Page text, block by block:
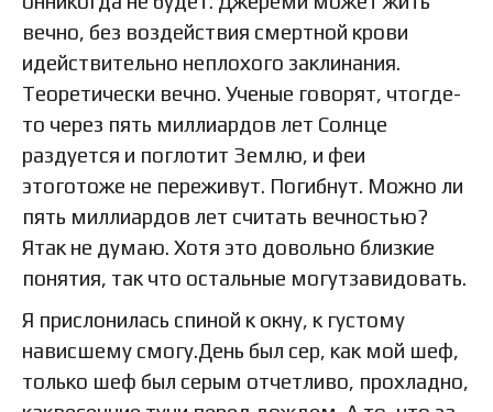
вечно, без воздействия смертной крови
идействительно неплохого заклинания.
Теоретически вечно. Ученые говорят, чтогде-
то через пять миллиардов лет Солнце
раздуется и поглотит Землю, и феи
этоготоже не переживут. Погибнут. Можно ли
пять миллиардов лет считать вечностью?
Ятак не думаю. Хотя это довольно близкие
понятия, так что остальные могутзавидовать.
Я прислонилась спиной к окну, к густому
нависшему смогу.День был сер, как мой шеф,
только шеф был серым отчетливо, прохладно,